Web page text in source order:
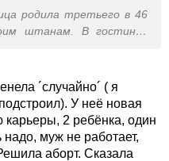
родила третьего в 46
штанам. В гостинке
него достойной. Не
за границей, бо
теперь лямку знакомая-
штаны+ подработки.
´случайно´ ( я
У неё новая
карьеры, 2 ребёнка, один
надо, муж не работает,
аборт. Сказала